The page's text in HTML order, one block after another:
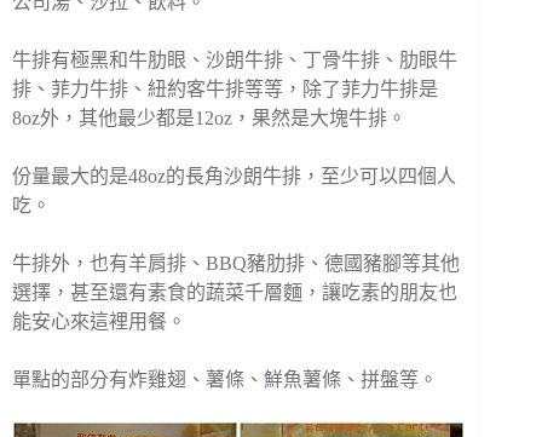
牛排有極黑和牛肋眼、沙朗牛排、丁骨牛排、肋眼牛
排、菲力牛排、紐約客牛排等等，除了菲力牛排是
8oz外，其他最少都是12oz，果然是大塊牛排。
份量最大的是48oz的長角沙朗牛排，至少可以四個人
吃。
牛排外，也有羊肩排、BBQ豬肋排、德國豬腳等其他
選擇，甚至還有素食的蔬菜千層麵，讓吃素的朋友也
能安心來這裡用餐。
單點的部分有炸雞翅、薯條、鮮魚薯條、拼盤等。